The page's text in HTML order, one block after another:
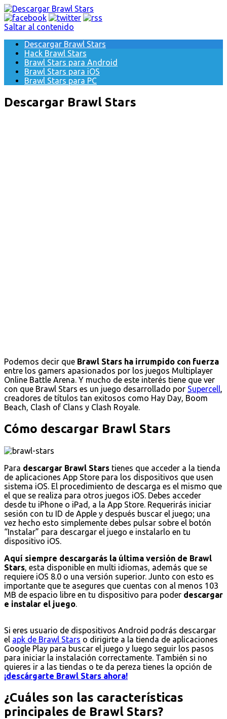
Saltar al contenido
Descargar Brawl Stars
Hack Brawl Stars
Brawl Stars para Android
Brawl Stars para iOS
Brawl Stars para PC
Descargar Brawl Stars
Podemos decir que Brawl Stars ha irrumpido con fuerza
entre los gamers apasionados por los juegos Multiplayer
Online Battle Arena. Y mucho de este interés tiene que ver
con que Brawl Stars es un juego desarrollado por Supercell,
creadores de títulos tan exitosos como Hay Day, Boom
Beach, Clash of Clans y Clash Royale.
Cómo descargar Brawl Stars
Para descargar Brawl Stars tienes que acceder a la tienda
de aplicaciones App Store para los dispositivos que usen
sistema iOS. El procedimiento de descarga es el mismo que
el que se realiza para otros juegos iOS. Debes acceder
desde tu iPhone o iPad, a la App Store. Requerirás iniciar
sesión con tu ID de Apple y después buscar el juego; una
vez hecho esto simplemente debes pulsar sobre el botón
“Instalar” para descargar el juego e instalarlo en tu
dispositivo iOS.
Aquí siempre descargarás la última versión de Brawl
Stars, esta disponible en multi idiomas, además que se
requiere iOS 8.0 o una versión superior. Junto con esto es
importante que te asegures que cuentas con al menos 103
MB de espacio libre en tu dispositivo para poder descargar
e instalar el juego.
Si eres usuario de dispositivos Android podrás descargar
el apk de Brawl Stars o dirigirte a la tienda de aplicaciones
Google Play para buscar el juego y luego seguir los pasos
para iniciar la instalación correctamente. También si no
quieres ir a las tiendas o te da pereza tienes la opción de
¡descárgarte Brawl Stars ahora!
¿Cuáles son las características
principales de Brawl Stars?